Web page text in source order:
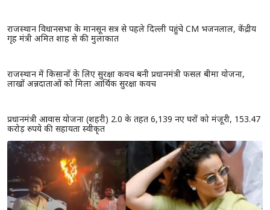
मुख्यमंत्री भजनलाल शर्मा के नेतृत्व में 9 अगस्त को निकलेगी राज्यस्तरीय तिरंगा
रैली